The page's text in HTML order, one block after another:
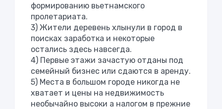
формированию вьетнамского
пролетариата.
3) Жители деревень хлынули в город в
поисках заработка и некоторые
остались здесь навсегда.
4) Первые этажи зачастую отданы под
семейный бизнес или сдаются в аренду.
5) Места в большом городе никогда не
хватает и цены на недвижимость
необычайно высоки а налогом в прежние